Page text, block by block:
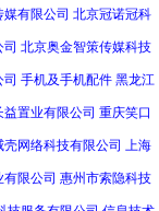
有限公司 北京冠诺冠科
北京奥金智策传媒科技
手机及手机配件 黑龙江
置业有限公司 重庆笑口
壳网络科技有限公司 上海
限公司 惠州市索隐科技